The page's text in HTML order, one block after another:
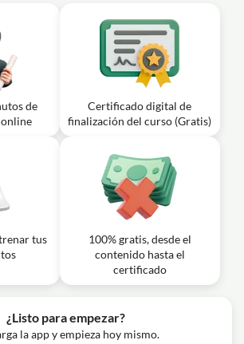
Rank Math SEO - ? Curso
SEO
¿Qué función no se menciona como una
directa para redactores SEO al utilizar los
para Wordpress mencionados en el texto?
en vídeo: 20. Plugin SEO para
Yoast SEO - Curso de
23m
¿Cuál es el propósito principal de utilizar el
Yoast SEO en la redacción de contenidos?
de
Certificado digital de
finalización del curso (Gratis)
tus
100% gratis, desde el
contenido hasta el
certificado
¿Listo para empezar?
la app y empieza hoy mismo.